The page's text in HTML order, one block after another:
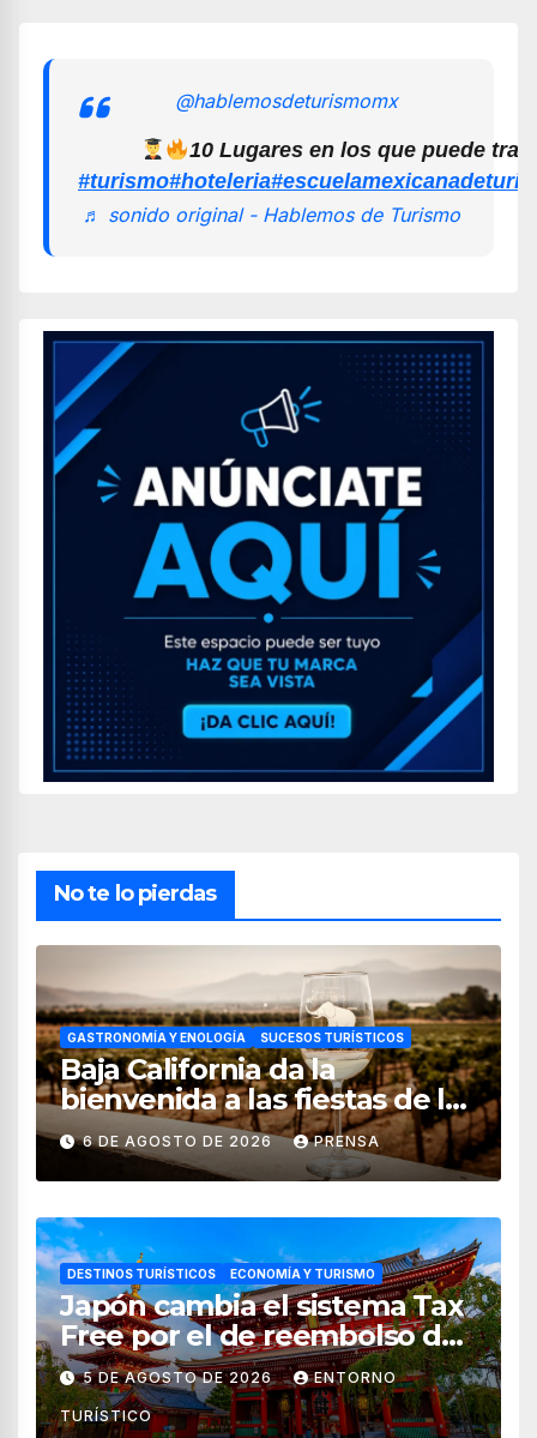
@hablemosdeturismomx
10 Lugares en los que puede
#turismo#hoteleria
♬ sonido original - Hablemos de Turismo
No te lo pierdas
GASTRONOMÍA Y ENOLOGÍA SUCESOS TURÍSTICOS
Baja California da la
bienvenida a las fiestas de la
vendimia 2026
6 DE AGOSTO DE 2026 PRENSA
DESTINOS TURÍSTICOS ECONOMÍA Y TURISMO
Japón cambia el sistema Tax
Free por el de reembolso de
impuestos desde noviembre
de 2026
5 DE AGOSTO DE 2026 ENTORNO
TURÍSTICO